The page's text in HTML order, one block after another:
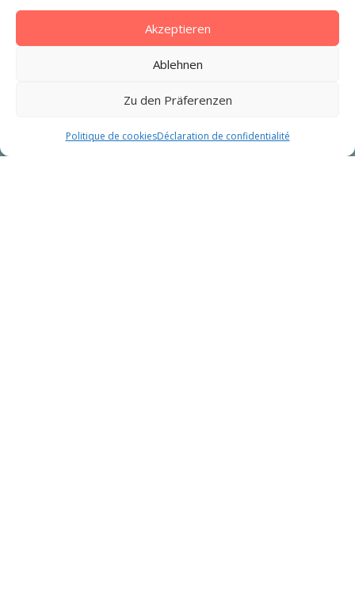
Akzeptieren
Ablehnen
Zu den Präferenzen
Politique de cookiesDéclaration de confidentialité
ONLINE-BUCHUNG